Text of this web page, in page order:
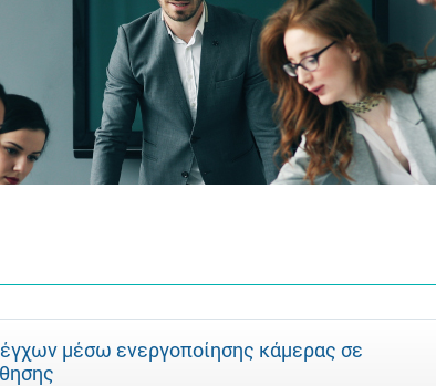
μέσω ενεργοποίησης κάμερας σε